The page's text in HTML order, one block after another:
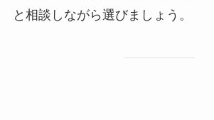
と相談しながら選びましょう。